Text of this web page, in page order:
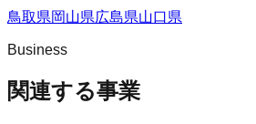
鳥取県岡山県広島県山口県
Business
関連する事業